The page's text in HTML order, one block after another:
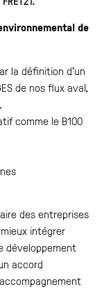
de
la définition d’un
de nos flux aval,
comme le B100
des entreprises
intégrer
développement
accord